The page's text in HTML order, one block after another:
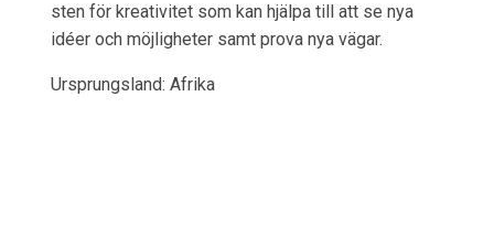
sten för kreativitet som kan hjälpa till att se nya
idéer och möjligheter samt prova nya vägar.
Ursprungsland: Afrika